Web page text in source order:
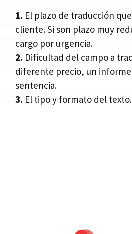
1. El plazo de traducción
cliente. Si son plazo muy
cargo por urgencia.
2. Dificultad del campo a
diferente precio, un
sentencia.
3. El tipo y formato del texto.